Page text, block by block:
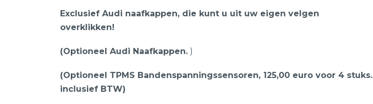
Exclusief Audi naafkappen, die kunt u uit uw eigen velgen
overklikken!
(Optioneel Audi Naafkappen. )
(Optioneel TPMS Bandenspanningssensoren, 125,00 euro voor 4 stuks.
inclusief BTW)